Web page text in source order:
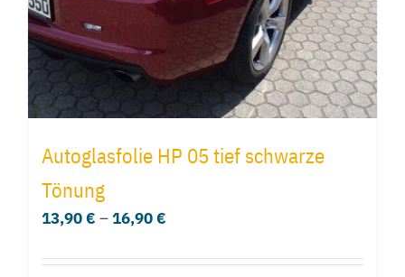
Autoglasfolie HP 05 tief schwarze
Tönung
13,90€ –16,90€